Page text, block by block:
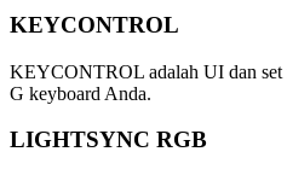
KEYCONTROL
KEYCONTROL adalah UI dan set
G keyboard Anda.
LIGHTSYNC RGB